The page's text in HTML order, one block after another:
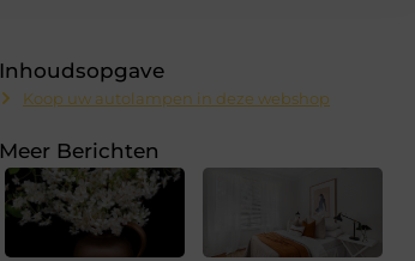
Inhoudsopgave
Koop uw autolampen in deze webshop
Meer Berichten